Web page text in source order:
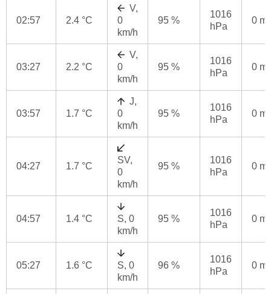
02:57 2.4 °C
V,
0
km/h
95 %
1016
hPa
0
03:27 2.2 °C
V,
0
km/h
95 %
1016
hPa
0
03:57 1.7 °C
J,
0
km/h
95 %
1016
hPa
0
04:27 1.7 °C
SV,
0
km/h
95 %
1016
hPa
0
04:57 1.4 °C
S, 0
km/h
95 %
1016
hPa
0
05:27 1.6 °C
S, 0
km/h
96 %
1016
hPa
0